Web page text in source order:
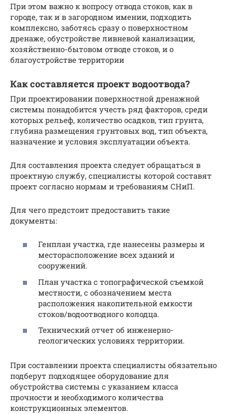
При этом важно к вопросу отвода стоков, как в
городе, так и в загородном имении, подходить
комплексно, заботясь сразу о поверхностном
дренаже, обустройстве ливневой канализации,
хозяйственно-бытовом отводе стоков, и о
благоустройстве территории
Как составляется проект водоотвода?
При проектировании поверхностной дренажной
системы понадобится учесть ряд факторов, среди
которых рельеф, количество осадков, тип грунта,
глубина размещения грунтовых вод, тип объекта,
назначение и условия эксплуатации объекта.
Для составления проекта следует обращаться в
проектную службу, специалисты которой составят
проект согласно нормам и требованиям СНиП.
Для чего предстоит предоставить такие
документы:
Генплан участка, где нанесены размеры и
месторасположение всех зданий и
сооружений.
План участка с топографической съемкой
местности, с обозначением места
расположения накопительной емкости
стоков/водоотводного колодца.
Технический отчет об инженерно-
геологических условиях территории.
При составлении проекта специалисты обязательно
подберут подходящее оборудование для
обустройства системы с указанием класса
прочности и необходимого количества
конструкционных элементов.